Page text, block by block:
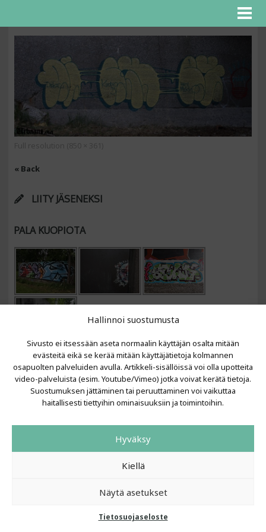
Hallinnoi suostumusta
Sivusto ei itsessään aseta normaalin käyttäjän osalta mitään
evästeitä eikä se kerää mitään käyttäjätietoja kolmannen
osapuolten palveluiden avulla. Artikkeli-sisällöissä voi olla upotteita
video-palveluista (esim. Youtube/Vimeo) jotka voivat kerätä tietoja.
Suostumuksen jättäminen tai peruuttaminen voi vaikuttaa
haitallisesti tiettyihin ominaisuuksiin ja toimintoihin.
Hyväksy
Kiellä
Näytä asetukset
Tietosuojaseloste
« Back
LIITY JÄSENEKSI
PALA KUOPIOTA
VIIMEISIMMÄT ARTIKKELIT
Kujalla 2026
LAINIT 2025: Tarhapäivä